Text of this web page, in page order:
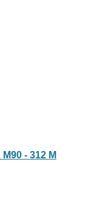
- 312 M